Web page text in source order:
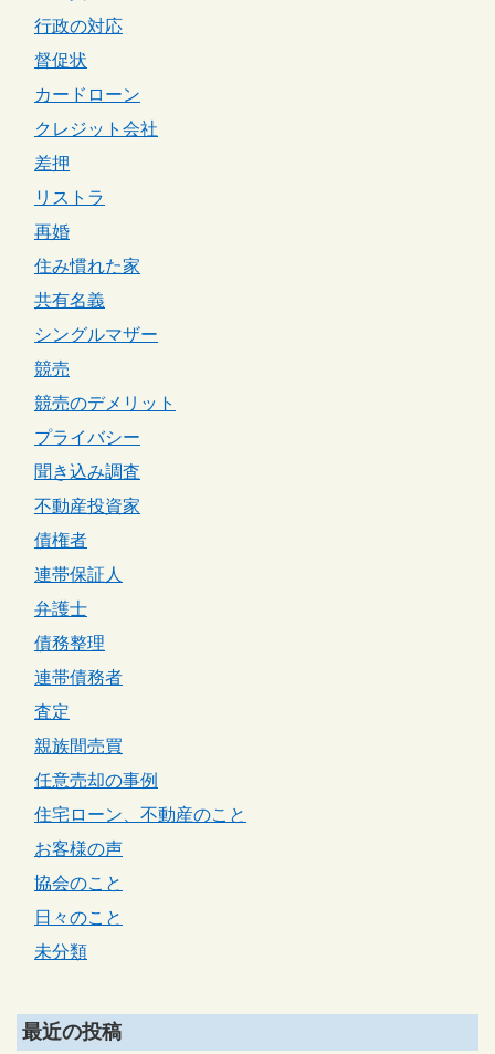
行政の対応
督促状
カードローン
クレジット会社
差押
リストラ
再婚
住み慣れた家
共有名義
シングルマザー
競売
競売のデメリット
プライバシー
聞き込み調査
不動産投資家
債権者
連帯保証人
弁護士
債務整理
連帯債務者
査定
親族間売買
任意売却の事例
住宅ローン、不動産のこと
お客様の声
協会のこと
日々のこと
未分類
最近の投稿